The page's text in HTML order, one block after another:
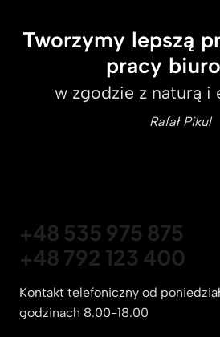
Tworzymy lepszą
pracy
w zgodzie z naturą i
Rafał Pikul
+48 535 975 875
+48 792 123 400
Kontakt telefoniczny od
godzinach 8.00-18.00